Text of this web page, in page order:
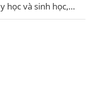
học và sinh học,…